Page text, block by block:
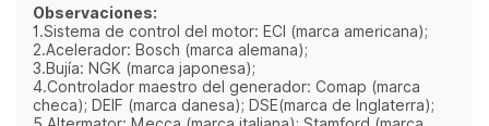
Observaciones:
1.Sistema de control del motor: ECI (marca americana);
2.Acelerador: Bosch (marca alemana);
3.Bujía: NGK (marca japonesa);
4.Controlador maestro del generador: Comap (marca
checa); DEIF (marca danesa); DSE(marca de Inglaterra);